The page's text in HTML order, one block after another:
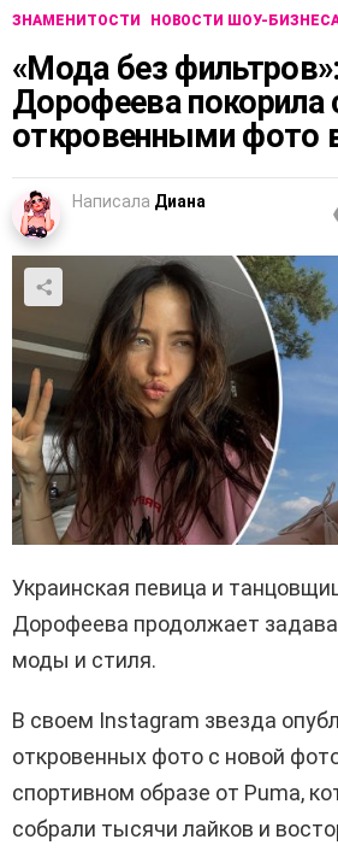
ЗНАМЕНИТОСТИ НОВОСТИ ШОУ-
«Мода без
Дорофеева покорила
откровенными фото
Написала Диана
Украинская певица и
Дорофеева продолжает
моды и стиля.
В своем Instagram звезда
откровенных фото с новой
спортивном образе от Puma,
собрали тысячи лайков и